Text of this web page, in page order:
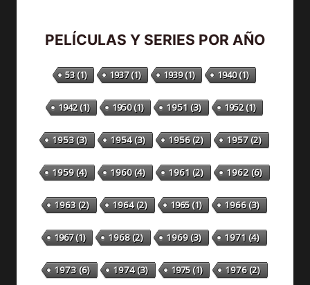
PELÍCULAS Y SERIES POR AÑO
53(1) 1937(1) 1939(1) 1940(1)
1942(1) 1950(1) 1951 (3) 1952(1)
1953(3) 1954(3) 1956(2) 1957(2)
1959(4) 1960(4) 1961 (2) 1962(6)
1963(2) 1964(2) 1965(1) 1966(3)
1967(1) 1968(2) 1969(3) 1971 (4)
1973(6) 1974(3) 1975(1) 1976(2)